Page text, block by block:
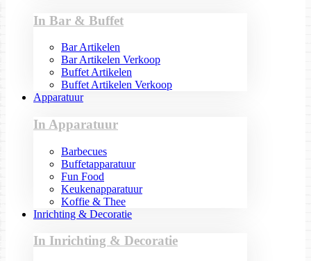
In Bar & Buffet
Bar Artikelen
Bar Artikelen Verkoop
Buffet Artikelen
Buffet Artikelen Verkoop
Apparatuur
In Apparatuur
Barbecues
Buffetapparatuur
Fun Food
Keukenapparatuur
Koffie & Thee
Inrichting & Decoratie
In Inrichting & Decoratie